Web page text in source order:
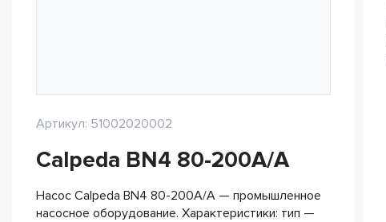
Артикул: 51002020002
Calpeda BN4 80-200A/A
Насос Calpeda BN4 80-200A/A — промышленное
насосное оборудование. Характеристики: тип —